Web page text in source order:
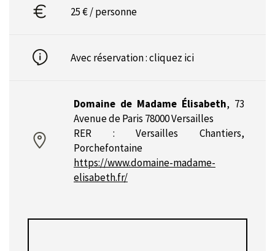
25 € / personne
Avec réservation :cliquez ici
Domaine de Madame Élisabeth, 73
Avenue de Paris 78000 Versailles
RER : Versailles Chantiers,
Porchefontaine
https://www.domaine-madame-
elisabeth.fr/